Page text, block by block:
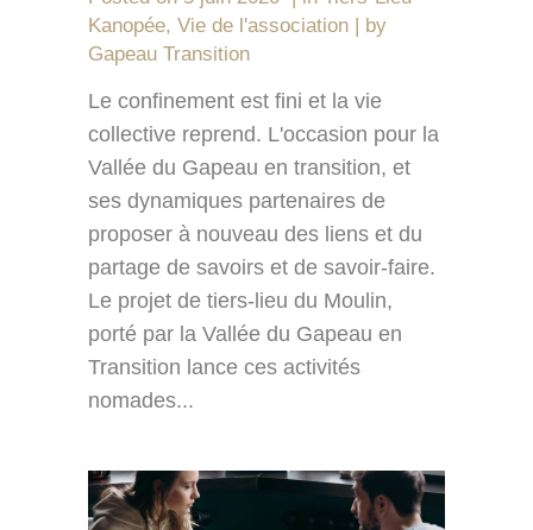
Kanopée, Vie de l'association
by
Gapeau Transition
Le confinement est fini et la vie
collective reprend. L'occasion pour la
Vallée du Gapeau en transition, et
ses dynamiques partenaires de
proposer à nouveau des liens et du
partage de savoirs et de savoir-faire.
Le projet de tiers-lieu du Moulin,
porté par la Vallée du Gapeau en
Transition lance ces activités
nomades...